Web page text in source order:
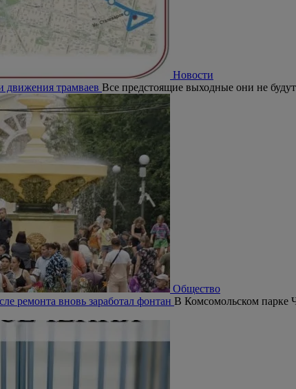
Новости
движения трамваев Все предстоящие выходные они не
Общество
ремонта вновь заработал фонтан В Комсомольском парке